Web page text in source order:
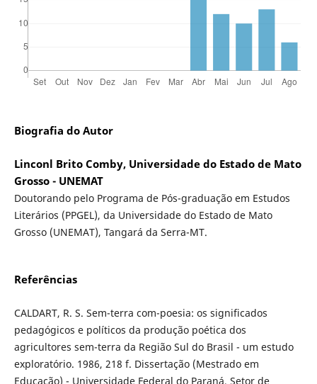
Biografia do Autor
Linconl Brito Comby, Universidade do Estado de Mato
Grosso - UNEMAT
Doutorando pelo Programa de Pós-graduação em Estudos
Literários (PPGEL), da Universidade do Estado de Mato
Grosso (UNEMAT), Tangará da Serra-MT.
Referências
CALDART, R. S. Sem-terra com-poesia: os significados
pedagógicos e políticos da produção poética dos
agricultores sem-terra da Região Sul do Brasil - um estudo
exploratório. 1986, 218 f. Dissertação (Mestrado em
Educação) - Universidade Federal do Paraná, Setor de